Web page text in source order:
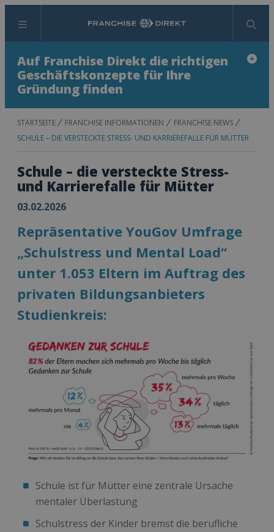
Menü Suchen
Auf Franchise Direkt die richtigen
Geschäftskonzepte für Ihre
Gründung finden
STARTSEITE FRANCHISE INFORMATIONEN
FRANCHISE NEWS
SCHULE – DIE VERSTECKTE STRESS- UND KARRIEREFALLE FÜR MÜTTER
Schule – die versteckte Stress-
und Karrierefalle für Mütter
03.02.2026
Repräsentative YouGov Umfrage
„Schulstress und Mental Load“
unter 1.053 Eltern im Auftrag des
privaten Bildungsanbieters
Studienkreis:
Schule ist für Mütter eine zentrale Ursache
mentaler Überlastung
Schulstress der Kinder bremst die berufliche